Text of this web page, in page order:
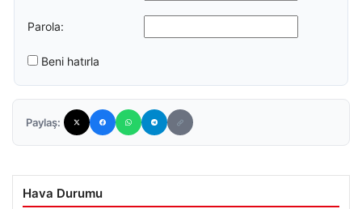
Parola:
Beni hatırla
Paylaş:
Hava Durumu